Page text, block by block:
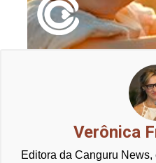
Verônica
Editora da Canguru